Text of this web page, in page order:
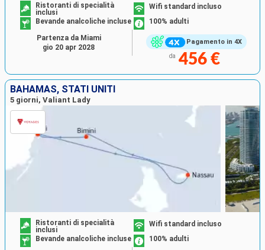
Pagamento in 4X
Ristoranti di specialità
inclusi
Wifi standard incluso
Bevande analcoliche incluse
100% adulti
da 456 €
Partenza da Miami
gio 20 apr 2028
BAHAMAS, STATI UNITI
5 giorni, Valiant Lady
Ristoranti di specialità
inclusi
Wifi standard incluso
Bevande analcoliche incluse
100% adulti